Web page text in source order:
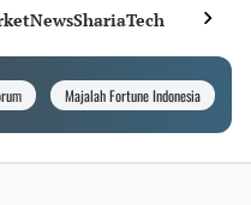
NewsShariaTech
Majalah Fortune Indonesia